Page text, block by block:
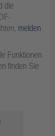
die
melden
Funktionen
finden Sie